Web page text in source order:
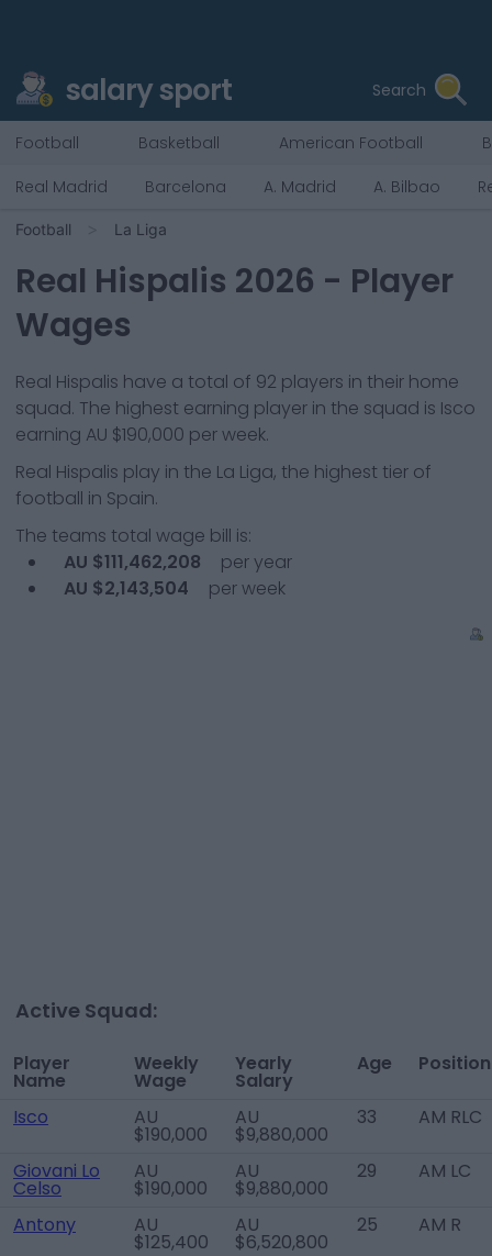
salary sport Search
Football Basketball American Football
Real Madrid
Barcelona A. Madrid A. Bilbao
Football La Liga
Real Hispalis 2026 - Player
Wages
Real Hispalis have a total of 92 players in their home
squad. The highest earning player in the squad is Isco
earning AU $190,000 per week.
Real Hispalis play in the La Liga, the highest tier of
football in Spain.
The teams total wage bill is:
AU $111,462,208
per year
AU $2,143,504
per week
Active Squad:
Player
Name
Weekly
Wage
Yearly
Salary
Age Position
Isco AU
$190,000
AU
$9,880,000
33 AM RLC
Giovani Lo
Celso
AU
$190,000
AU
$9,880,000
29 AM LC
Antony AU
$125,400
AU
$6,520,800
25 AM R